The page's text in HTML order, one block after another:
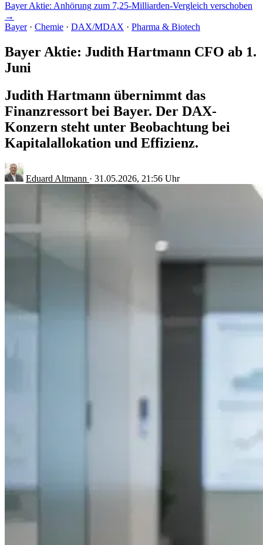
Bayer Aktie: Anhörung zum 7,25-Milliarden-Vergleich verschoben
→
Bayer · Chemie · DAX/MDAX · Pharma & Biotech
Bayer Aktie: Judith Hartmann CFO ab 1.
Juni
Judith Hartmann übernimmt das
Finanzressort bei Bayer. Der DAX-
Konzern steht unter Beobachtung bei
Kapitalallokation und Effizienz.
Eduard Altmann · 31.05.2026, 21:56 Uhr